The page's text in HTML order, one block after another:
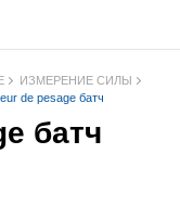
ИЗМЕРЕНИЕ СИЛЫ
de pesage батч
батч